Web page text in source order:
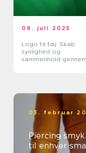
09. juli 2025
Logo til tøj: Skab
synlighed og
sammenhold gennem
03. februar
Piercing
til enhver